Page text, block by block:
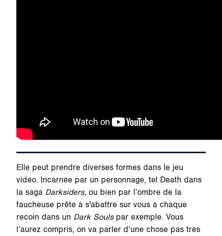
Elle peut prendre diverses formes dans le jeu
vidéo. Incarnée par un personnage, tel Death dans
la saga Darksiders, ou bien par l’ombre de la
faucheuse prête à s'abattre sur vous à chaque
recoin dans un Dark Soulspar exemple. Vous
l’aurez compris, on va parler d’une chose pas très